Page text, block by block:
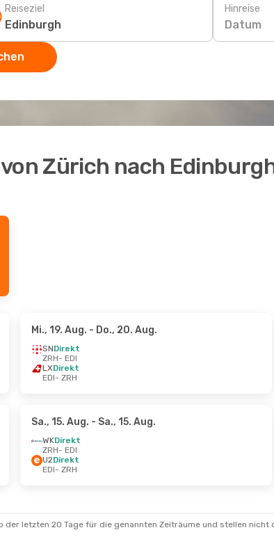
Reiseziel Hinreise
Datum
Zürich nach
Mi., 19. Aug. - Do., 20. Aug.
SNDirekt
ZRH- EDI
LXDirekt
EDI- ZRH
Sa., 15. Aug. - Sa., 15. Aug.
WKDirekt
ZRH- EDI
U2Direkt
EDI- ZRH
der letzten 20 Tage für die genannten Zeiträume und stellen